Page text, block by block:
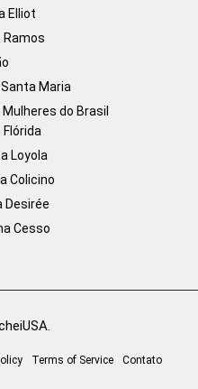
Elliot
Ramos
Santa Maria
Mulheres do Brasil
Flórida
Loyola
Colicino
Desirée
Cesso
Terms of Service Contato